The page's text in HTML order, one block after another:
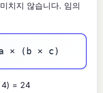
치지 않습니다. 임의
× (b × c)
= 24